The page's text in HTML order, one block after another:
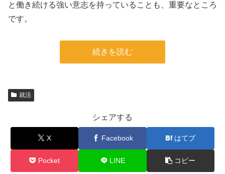
と働き続ける強い意志を持っていることも、重要なところ
です。
続きを読む
就活
シェアする
X Facebook はてブ
Pocket LINE コピー